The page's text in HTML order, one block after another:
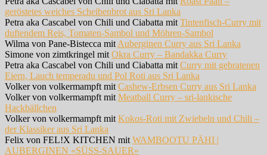
geröstetes weiches Scheibenbrot aus Sri Lanka
Petra aka Cascabel von Chili und Ciabatta mit Tintenfisch-Curry mit
duftendem Reis, Tomaten-Sambol und Möhren-Sambol
Wilma von Pane-Bistecca mit Auberginen Curry aus Sri Lanka
Simone von zimtkringel mit Okra Curry – Bandakka Curry
Petra aka Cascabel von Chili und Ciabatta mit Curry mit gebratenen
Eiern, Lauch temperadu und Pol Roti aus Sri Lanka
Volker von volkermampft mit Cashew-Erbsen Curry aus Sri Lanka
Volker von volkermampft mit Meatball Curry – sri-lan­kische
Hackbällchen
Volker von volkermampft mit Kokos-Roti mit Zwiebeln und Chili –
der Klassiker aus Sri Lanka
Felix von FEL!X KITCHEN mit WAMBOOTU PÄHI |
AUBERGINEN «SÜSS-SAUER»